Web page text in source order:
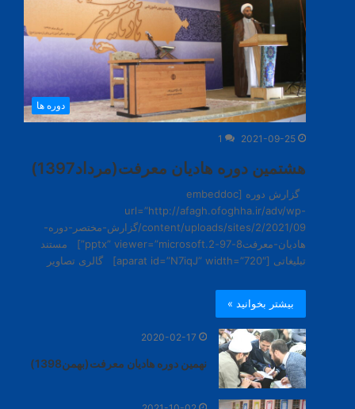
دوره ها
2021-09-25
1
هشتمین دوره هادیان معرفت(مرداد1397)
گزارش دوره [embeddoc
url=”http://afagh.ofoghha.ir/adv/wp-
content/uploads/sites/2/2021/09/گزارش-مختصر-دوره-
هادیان-معرفت8-97-2.pptx” viewer=”microsoft”] مستند
تبلیغاتی [aparat id=”N7iqJ” width=”720″] گالری تصاویر
بیشتر بخوانید »
2020-02-17
نهمین دوره هادیان معرفت(بهمن1398)